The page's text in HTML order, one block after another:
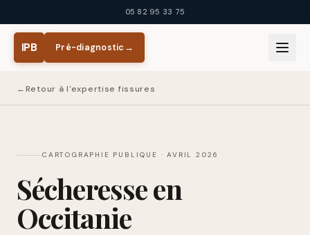
Aller au contenu principal05 82 95 33 75
IPB Pré-diagnostic →
←Retour à l'expertise fissures
CARTOGRAPHIE PUBLIQUE · AVRIL 2026
Sécheresse en
Occitanie